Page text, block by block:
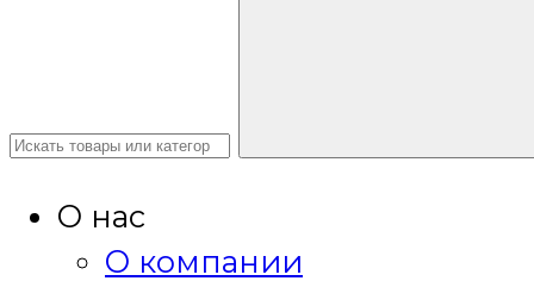
О нас
О компании